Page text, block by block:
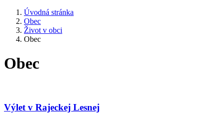
Úvodná stránka
Obec
Život v obci
Obec
Obec
Výlet v Rajeckej Lesnej